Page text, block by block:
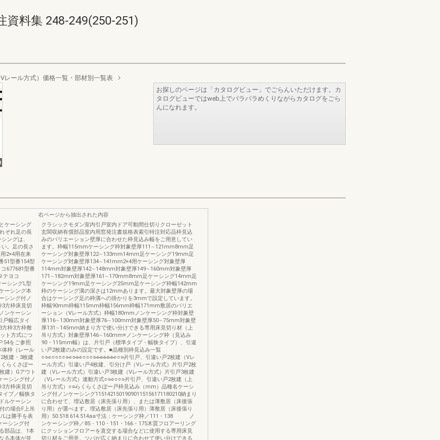
料集 248-249(250-251)
レール方式）価格一覧・部材別一覧表
お探しのページは「カタログビュー」でごらんいただけます。カ
タログビューではweb上でパラパラめくりながらカタログをごら
んになれます。
ケーシング
ぞれ足の長
ングは、
。足の長さ
2×4用在来
51型番154型
677681型番
テヨコ
シングL型
ーシング本
シング付ノ
3方枠床見切
ンケーシン
戸幅広タイ
方枠3方枠敷
ト方式につ
をご参照
体枠（レール
枚建・3枚建
らくさぽー
建）Gアウト
ーシング付ノ
3方枠床見切
イプ／幅狭タ
ルケーシン
の場合F上吊
Lは勝手を表
ーシング付
部品は、1本
る本体が並
右ページから抽出された内容
クラシックモダン室内引戸室内ドア可動間仕切りクローゼット
玄関収納有償部品室内用窓発注書規格表索引特注対応品枠見込
みのバリエーション壁厚に合わせた枠見込み幅をご用意してい
ます。枠幅115mmケーシング枠対象壁厚111∼121mm8mm足
ケーシング対象壁厚122∼133mm14mm足ケーシング19mm足
ケーシング対象壁厚134∼141mm2×4用ケーシング対象壁厚
114mm対象壁厚142∼148mm対象壁厚149∼160mm対象壁厚
171∼182mm対象壁厚161∼170mm8mm足ケーシング14mm足
ケーシング19mm足ケーシング25mm足ケーシング枠幅142mm
枠のケーシング溝の深さは12mmあります。最大対象壁厚の場
合はケーシング足の枠溝への掛かりを3mmで設定しています。
枠幅90mm枠幅115mm枠幅156mm枠幅171mm敷居のバリエ
ーション（Vレール方式）枠幅180mmノンケーシング枠対象壁
厚116∼130mm対象壁厚76∼100mm対象壁厚50∼75mm対象壁
厚131∼145mm納まり方で使い分けできる専用床見切り材（上
吊り方式）対象壁厚146∼160mm※ノンケーシング枠（見込み
90・115mm幅）は、片引戸（標準タイプ・幅狭タイプ）、引違
い戸2枚建のみの設定です。■品種別枠見込み一覧
○○̶̶○○○○○○̶̶̶○○̶̶○̶̶̶○○○○○̶̶̶̶̶○̶̶̶̶̶○̶̶̶̶○̶̶̶̶̶○̶̶○̶̶̶○○○̶̶片引戸、引違い戸2枚建（Vレ
ール方式）引違い戸4枚建、引分け戸（Vレール方式）片引戸2枚
建（Vレール方式）引違い戸3枚建（Vレール方式）片引戸3枚建
（Vレール方式）連動方式○○̶̶̶○○○○̶片引戸、引違い戸2枚建（上
吊り方式）○○̶̶̶̶̶̶̶̶らくらくさぽー戸枠見込み（mm）品種名ケーシ
ング付ノンケーシング11514215019090115156171180210納まり
に合わせて、埋込敷居（床先張り用）、または薄敷居（床後張
り用）が選べます。埋込敷居（床先張り用）薄敷居（床後張り
用）50.518.614.514aa寸法：ケーシング枠／111・138 ノ
ンケーシング枠／85・110・151・166・175木質フロアーリング
にクッションフロアーを直交する場合などに使用する専用床見
切り材をご用意。ツバが広く納まりに合わせて使い分けできる